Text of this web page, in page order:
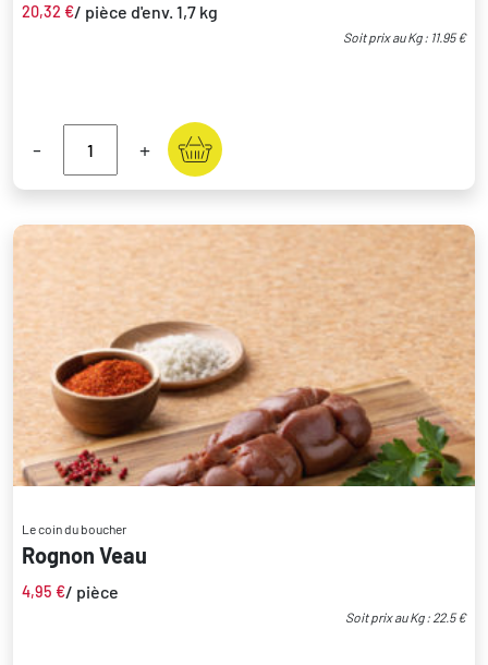
20,32 €/ pièce d'env. 1,7 kg
Soit prix au Kg : 11.95 €
- +
Le coin du boucher
Rognon Veau
4,95 €/ pièce
Soit prix au Kg : 22.5 €